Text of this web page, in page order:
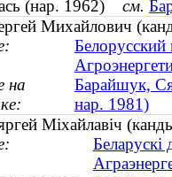
(нар. 1962) см.
Михайлович
Белорусский
на
Барайшук,
нар. 1981)
Міхайлавіч
Беларускі